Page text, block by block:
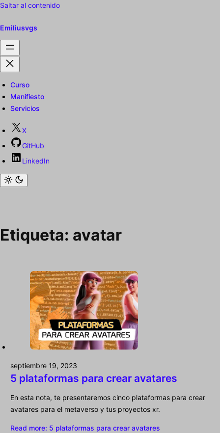
Saltar al contenido
Emiliusvgs
Curso
Manifiesto
Servicios
X
GitHub
LinkedIn
Etiqueta: avatar
septiembre 19, 2023
5 plataformas para crear avatares
En esta nota, te presentaremos cinco plataformas para crear
avatares para el metaverso y tus proyectos xr.
Read more: 5 plataformas para crear avatares